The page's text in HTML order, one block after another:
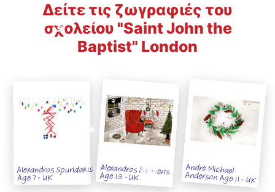
Δείτε τις ζωγραφιές του
σχολείου "Saint John the
Baptist" London
Alexandros Spuridakis
Age 7 - UK Alexandros Zemberis
Age 13 - UK Andre Michael
Anderson Age 11 - UK